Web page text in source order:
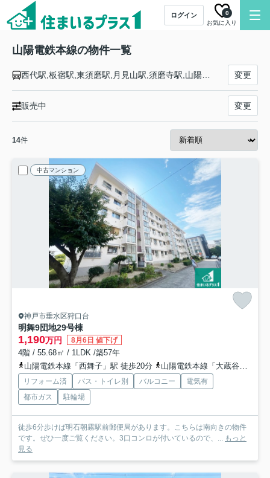
ログイン
お気に入り
0
山陽電鉄本線の物件一覧
変更
販売中 変更
14件
中古マンション
神戸市垂水区狩口台
明舞9団地29号棟
1,190万円 8月6日 値下げ
4階 / 55.68㎡ / 1LDK /築57年
山陽電鉄本線「西舞子」駅 徒歩20分
山陽電鉄本線「大蔵谷」駅 徒歩22分
リフォーム済 バス・トイレ別 バルコニー
電気有
都市ガス
駐輪場
徒歩6分歩けば明石朝霧駅前郵便局があります。こちらは南向きの物件
です。ぜひ一度ご覧ください。3口コンロが付いているので、... もっと
見る